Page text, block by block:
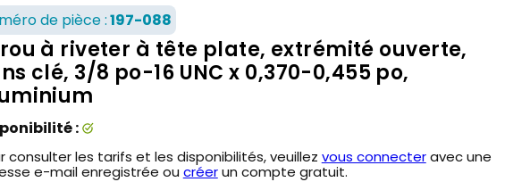
de pièce :197-088
à riveter à tête plate, extrémité ouverte,
clé, 3/8 po-16 UNC x 0,370-0,455 po,
:
consulter les tarifs et les disponibilités, veuillez vous connecteravec une
e-mail enregistrée ou créerun compte gratuit.